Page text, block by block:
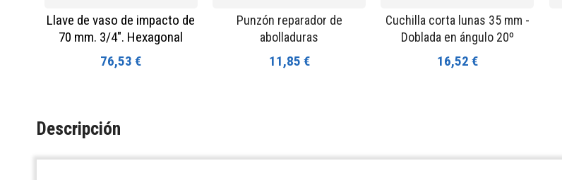
Llave de vaso de impacto de
70 mm. 3/4". Hexagonal
76,53 €
Punzón reparador de
abolladuras
11,85 €
Cuchilla corta lunas 35 mm -
Doblada en ángulo 20º
16,52 €
Descripción